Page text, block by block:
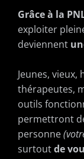
Grâce à la
exploiter
deviennent
Jeunes, vieux,
thérapeutes,
outils
permettront
personne
surtoutde